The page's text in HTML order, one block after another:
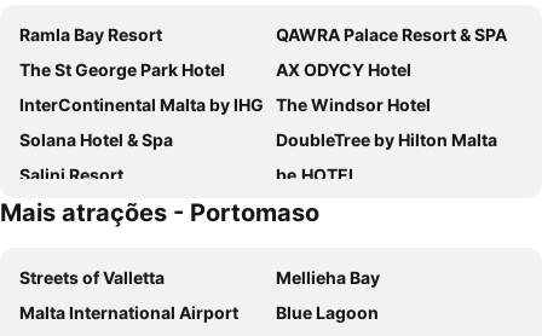
Ramla Bay Resort
QAWRA Palace Resort & SPA
The St George Park Hotel
AX ODYCY Hotel
InterContinental Malta by IHG
The Windsor Hotel
Solana Hotel & Spa
DoubleTree by Hilton Malta
Salini Resort
be.HOTEL
Maritim Antonine Hotel & Spa
Bella Vista Hotel
db San Antonio Hotel + Spa All Inclusive
Mayflower Hotel Malta
Hilton Malta
115 The Strand Hotel by NEU Collective
Mais atrações - Portomaso
Streets of Valletta
Mellieha Bay
Malta International Airport
Blue Lagoon